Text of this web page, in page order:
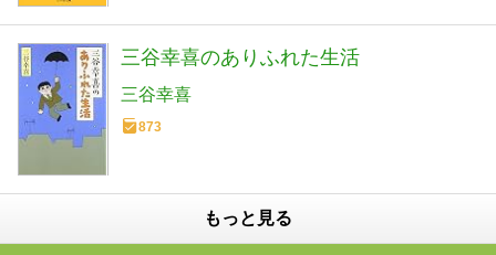
三谷幸喜のありふれた生活
三谷幸喜
873
もっと見る